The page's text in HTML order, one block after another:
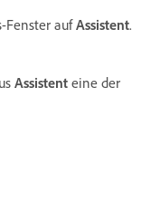
Fenster aufAssistent.
Assistent eine der